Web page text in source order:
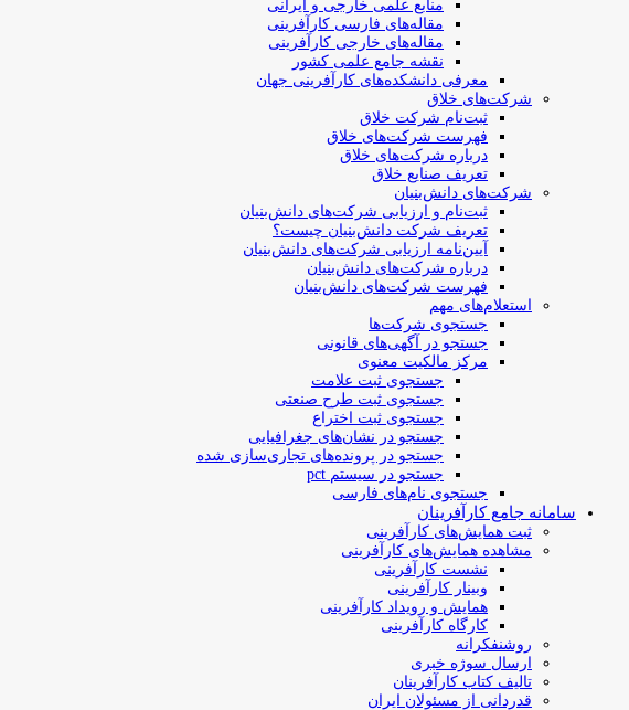
منابع علمی خارجی و ایرانی
مقاله‌های فارسی کارآفرینی
مقاله‌های خارجی کارآفرینی
نقشه جامع علمی کشور
معرفی دانشکده‌های کارآفرینی جهان
شرکت‌های خلاق
ثبت‌نام شرکت خلاق
فهرست شرکت‌های خلاق
درباره شرکت‌های خلاق
تعریف صنایع خلاق
شرکت‌های دانش‌بنیان
ثبت‌نام و ارزیابی شرکت‌های دانش‌بنیان
تعریف شرکت دانش‌بنیان چیست؟
آیین‌نامه ارزیابی شرکت‌های دانش‌بنیان
درباره شرکت‌های دانش‌بنیان
فهرست شرکت‌های دانش‌بنیان
استعلام‌های مهم
جستجوی شرکت‌ها
جستجو در آگهی‌های قانونی
مرکز مالکیت معنوی
جستجوی ثبت علامت
جستجوی ثبت طرح صنعتی
جستجوی ثبت اختراع
جستجو در نشان‌های جغرافیایی
جستجو در پرونده‌های تجاری‌سازی شده
جستجو در سیستم pct
جستجوی نام‌های فارسی
سامانه جامع کارآفرینان
ثبت همایش‌های کارآفرینی
مشاهده همایش‌های کارآفرینی
نشست کارآفرینی
وبینار کارآفرینی
همایش و رویداد کارآفرینی
کارگاه کارآفرینی
روشنفکرانه
ارسال سوژه‌ خبری
تالیف کتاب کارآفرینان
قدردانی از مسئولان ایران